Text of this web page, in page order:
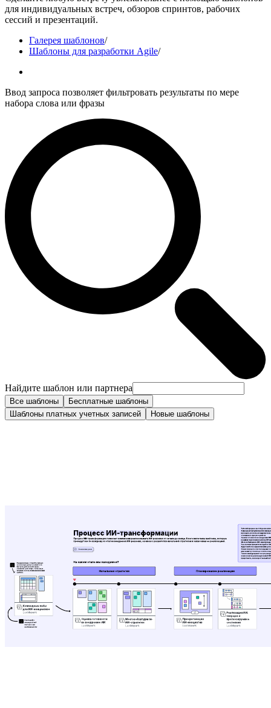
для индивидуальных встреч, обзоров спринтов, рабочих
сессий и презентаций.
Галерея шаблонов/
Шаблоны для разработки Agile/
Ввод запроса позволяет фильтровать результаты по мере
набора слова или фразы
Найдите шаблон или партнера
Все шаблоны
Бесплатные шаблоны
Шаблоны платных учетных записей
Новые шаблоны